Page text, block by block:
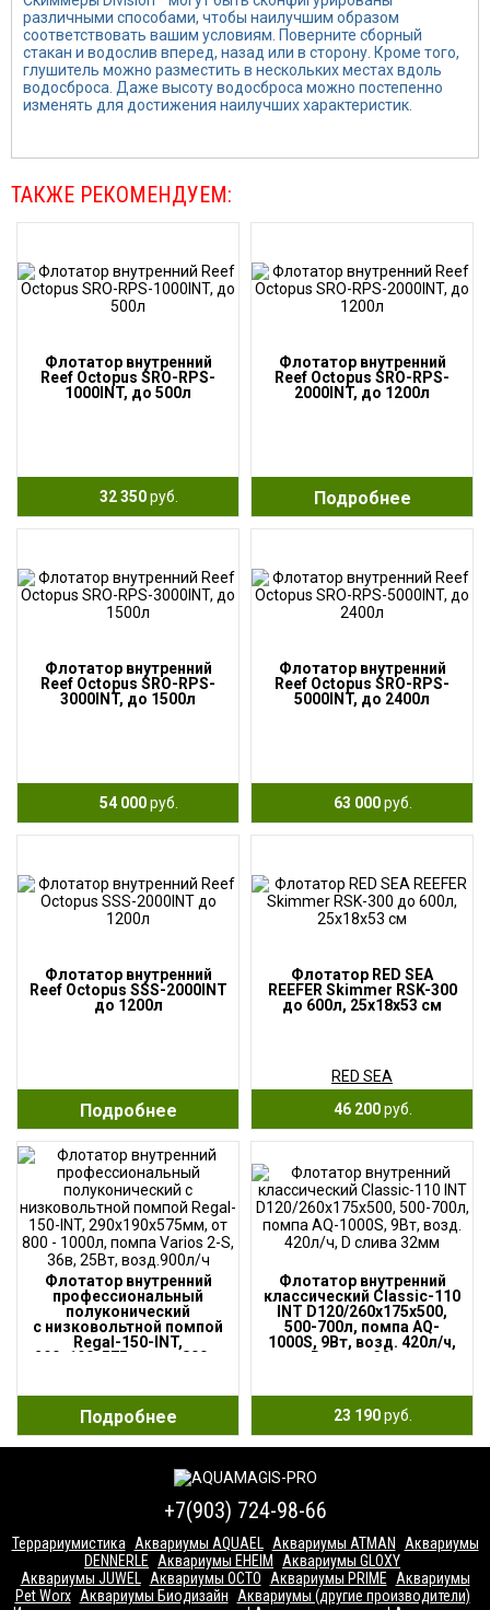
различными способами, чтобы наилучшим образом
соответствовать вашим условиям. Поверните сборный
стакан и водослив вперед, назад или в сторону. Кроме того,
глушитель можно разместить в нескольких местах вдоль
водосброса. Даже высоту водосброса можно постепенно
изменять для достижения наилучших характеристик.
ТАКЖЕ РЕКОМЕНДУЕМ:
Флотатор внутренний
Reef Octopus SRO-RPS-
1000INT, до 500л
32 350руб.
Флотатор внутренний
Reef Octopus SRO-RPS-
2000INT, до 1200л
Подробнее
Флотатор внутренний
Reef Octopus SRO-RPS-
3000INT, до 1500л
54 000руб.
Флотатор внутренний
Reef Octopus SRO-RPS-
5000INT, до 2400л
63 000руб.
Флотатор внутренний
Reef Octopus SSS-2000INT
до 1200л
Подробнее
Флотатор RED SEA
REEFER Skimmer RSK-300
до 600л, 25х18х53 см
RED SEA
46 200руб.
Флотатор внутренний
профессиональный
полуконический
с низковольтной помпой
Regal-150-INT,
290х190х575мм, от 800 —
Подробнее
Флотатор внутренний
классический Classic-110
INT D120/260x175x500,
500-700л, помпа AQ-
1000S, 9Вт, возд. 420л/ч,
D слива 32мм
23 190руб.
+7(903) 724-98-66
Террариумистика Аквариумы AQUAEL Аквариумы ATMAN
Аквариумы
DENNERLE
Аквариумы EHEIM
Аквариумы GLOXY
Аквариумы JUWEL
Аквариумы OCTO Аквариумы PRIME
Аквариумы
Pet Worx Аквариумы Биодизайн
Аквариумы (другие производители)